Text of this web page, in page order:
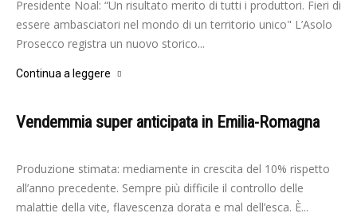
Presidente Noal: “Un risultato merito di tutti i produttori. Fieri di
essere ambasciatori nel mondo di un territorio unico" L’Asolo
Prosecco registra un nuovo storico...
Continua a leggere
Vendemmia super anticipata in Emilia-Romagna
Elisabetta Gori - 5 Agosto 2024
Produzione stimata: mediamente in crescita del 10% rispetto
all’anno precedente. Sempre più difficile il controllo delle
malattie della vite, flavescenza dorata e mal dell’esca. È...